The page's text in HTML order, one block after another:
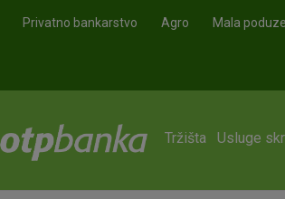
Privatno bankarstvo Agro Mala
Tržišta Usluge